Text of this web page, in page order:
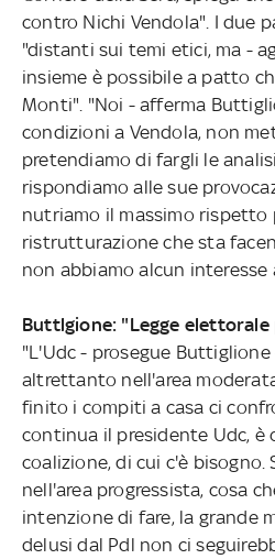
contro Nichi Vendola". I due
"distanti sui temi etici, ma -
insieme è possibile a patto
Monti". "Noi - afferma
condizioni a Vendola, non
pretendiamo di fargli le
rispondiamo alle sue
nutriamo il massimo rispetto
ristrutturazione che sta
non abbiamo alcun interesse
Buttlgione: "Legge
"L'Udc - prosegue
altrettanto nell'area
finito i compiti a casa ci
continua il presidente Udc, è
coalizione, di cui c'è bisogno.
nell'area progressista, cosa
intenzione di fare, la grande
delusi dal Pdl non ci